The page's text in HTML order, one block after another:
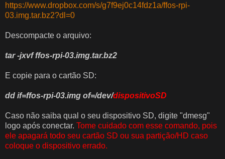
https://www.dropbox.com/s/g7f9ej0c14fdz1a/ffos-rpi-
03.img.tar.bz2?dl=0
Descompacte o arquivo:
tar -jxvf ffos-rpi-03.img.tar.bz2
E copie para o cartão SD:
dd if=ffos-rpi-03.img of=/dev/dispositivoSD
Caso não saiba qual o seu dispositivo SD, digite "dmesg"
logo após conectar. Tome cuidado com esse comando, pois
ele apagará todo seu cartão SD ou sua partição/HD caso
coloque o dispositivo errado.